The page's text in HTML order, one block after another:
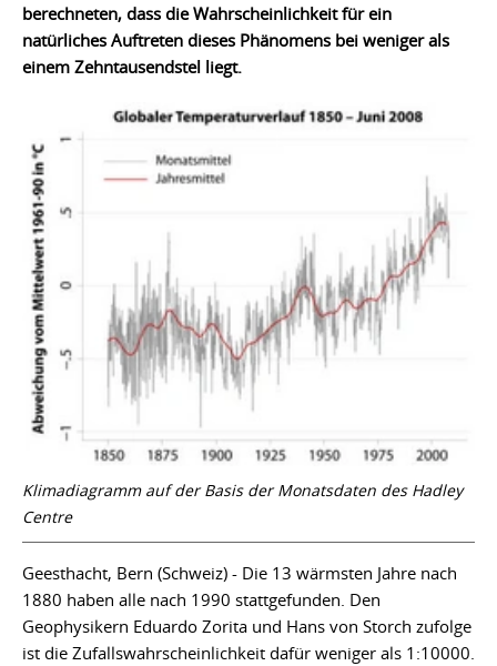
berechneten, dass die Wahrscheinlichkeit für ein
natürliches Auftreten dieses Phänomens bei weniger als
einem Zehntausendstel liegt.
Klimadiagramm auf der Basis der Monatsdaten des Hadley
Centre
Geesthacht, Bern (Schweiz) - Die 13 wärmsten Jahre nach
1880 haben alle nach 1990 stattgefunden. Den
Geophysikern Eduardo Zorita und Hans von Storch zufolge
ist die Zufallswahrscheinlichkeit dafür weniger als 1:10000.